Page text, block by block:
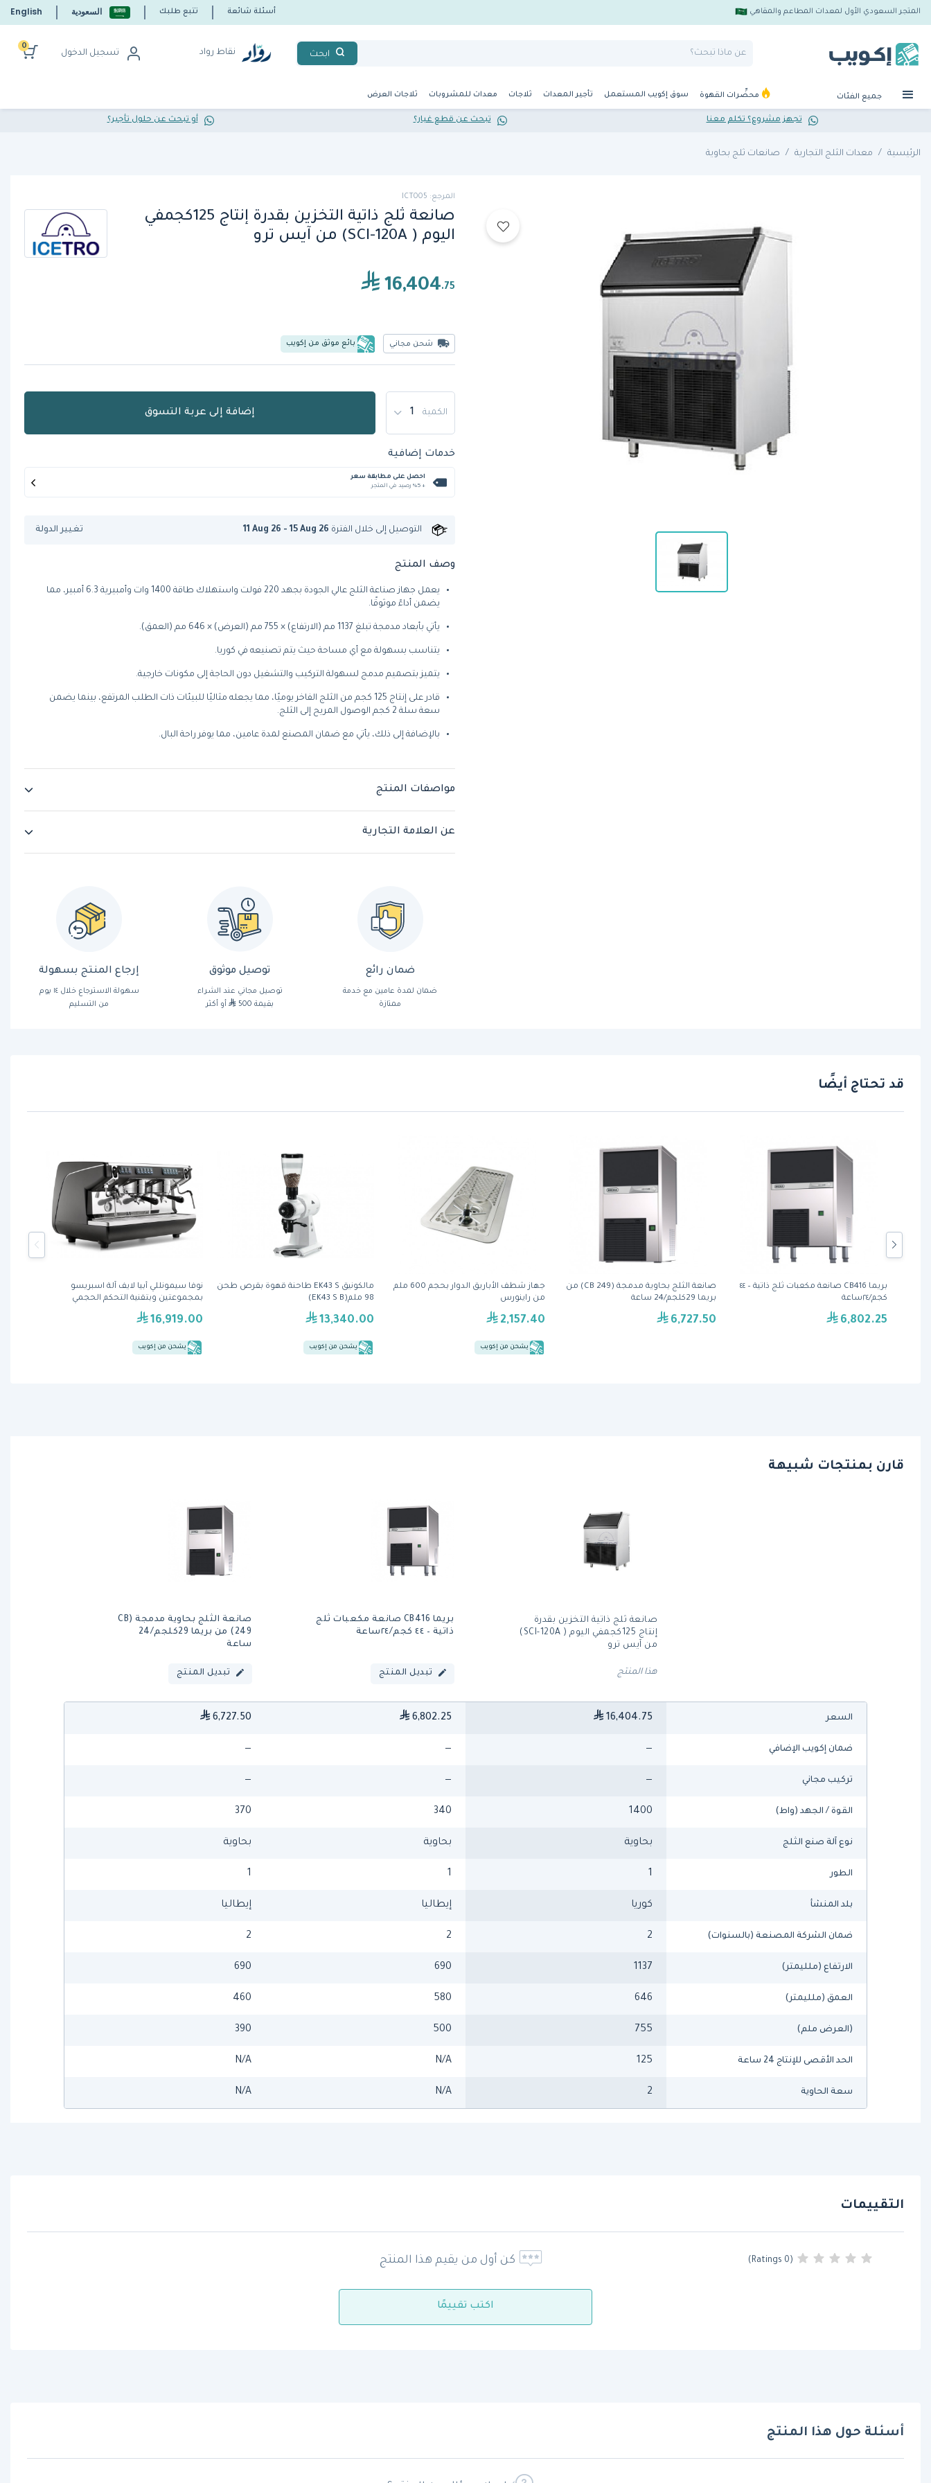
المتجر السعودي الأول لمعدات المطاعم والمقاهي أسئلة شائعة تتبع طلبك السعودية English
ابحث نقاط رواد تسجيل الدخول
0
جميع الفئات محضِّرات القهوة سوق إكويب المستعمل تأجير المعدات ثلاجات معدات للمشروبات ثلاجات العرض
تجهز مشروع؟ تكلم معنا تبحث عن قطع غيار؟ أو تبحث عن حلول تأجير؟
الرئيسية معدات الثلج التجارية صانعات ثلج بحاوية
المرجع: ICT005
صانعة ثلج ذاتية التخزين بقدرة إنتاج 125كجمفي
اليوم ( SCI-120A) من آيس ترو
16,404.75
شحن مجاني بائع موثق من إكويب
الكمية إضافة إلى عربة التسوق
خدمات إضافية
احصل على مطابقة سعر
+ %5 رصيد في المتجر
التوصيل إلى خلال الفترة 11 Aug 26 - 15 Aug 26 تغيير الدولة
وصف المنتج
يعمل جهاز صناعة الثلج عالي الجودة بجهد 220 فولت واستهلاك طاقة 1400 وات وأمبيرية 6.3 أمبير، مما
يضمن أداءً موثوقًا.
يأتي بأبعاد مدمجة تبلغ 1137 مم (الارتفاع) × 755 مم (العرض) × 646 مم (العمق).
يتناسب بسهولة مع أي مساحة حيث يتم تصنيعه في كوريا.
يتميز بتصميم مدمج لسهولة التركيب والتشغيل دون الحاجة إلى مكونات خارجية.
قادر على إنتاج 125 كجم من الثلج الفاخر يوميًا، مما يجعله مثاليًا للبيئات ذات الطلب المرتفع، بينما يضمن
سعة سلة 2 كجم الوصول المريح إلى الثلج.
بالإضافة إلى ذلك، يأتي مع ضمان المصنع لمدة عامين، مما يوفر راحة البال.
مواصفات المنتج
عن العلامة التجارية
ضمان رائع
ضمان لمدة عامين مع خدمة
ممتازة
توصيل موثوق
توصيل مجاني عند الشراء
بقيمة 500
أو أكثر
إرجاع المنتج بسهولة
سهولة الاسترجاع خلال ١٤ يوم
من التسليم
قد تحتاج أيضًا
نوفا سيمونللي أبيا لايف آلة اسبريسو
بمجموعتين وبتقنية التحكم الحجمي
16,919.00
يشحن من إكويب
مالكونيق EK43 S طاحنة قهوة بقرص طحن
98 ملم(EK43 S B)
13,340.00
يشحن من إكويب
جهاز شطف الأباريق الدوار بحجم 600 ملم
من راينورس
2,157.40
يشحن من إكويب
صانعة الثلج بحاوية مدمجة (CB 249) من
بريما 29كلجم/24 ساعة
6,727.50
بريما CB416 صانعة مكعبات ثلج ذاتية – ٤٤
كجم/٢٤ساعة
6,802.25
قارن بمنتجات شبيهة
صانعة ثلج ذاتية التخزين بقدرة
إنتاج 125كجمفي اليوم ( SCI-120A)
من آيس ترو
هذا المنتج
بريما CB416 صانعة مكعبات ثلج
ذاتية – ٤٤ كجم/٢٤ساعة
تبديل المنتج
صانعة الثلج بحاوية مدمجة (CB
249) من بريما 29كلجم/24
ساعة
تبديل المنتج
السعر 16,404.75
6,802.25
6,727.50
ضمان إكويب الإضافي —
—
—
تركيب مجاني —
—
—
القوة / الجهد (واط) 1400
340
370
نوع آلة صنع الثلج بحاوية بحاوية بحاوية
الطور 1
1
1
بلد المنشأ كوريا إيطاليا إيطاليا
ضمان الشركة المصنعة (بالسنوات) 2
2
2
الارتفاع (ملليمتر) 1137
690
690
العمق (ملليمتر) 646
580
460
(العرض ملم) 755
500
390
الحد الأقصى للإنتاج 24 ساعة 125
N/A
N/A
سعة الحاوية 2
N/A
N/A
التقييمات
(0 Ratings) كن أول من يقيم هذا المنتج
اكتب تقييمًا
أسئلة حول هذا المنتج